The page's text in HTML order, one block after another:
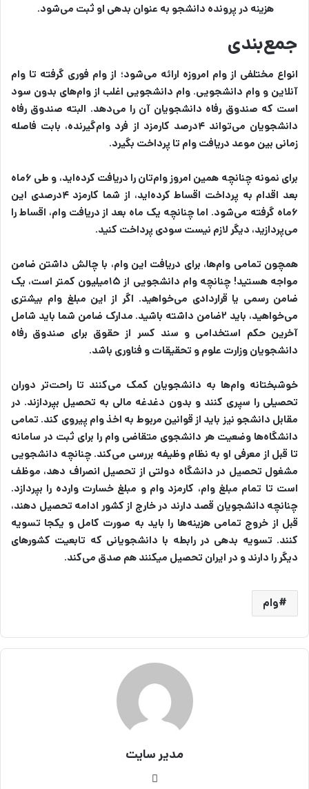
هزینه در پرونده دانشجو به عنوان بدهی او ثبت می‌شود.
جمع‌بندی
انواع مختلفی از وام امروزه ارائه می‌شود؛ از وام فوری گرفته تا وام
آنلاین و وام دانشجویی. وام دانشجویی اغلب از وام‌های بدون سود
است که صندوق رفاه دانشجویان آن را می‌دهد. البته صندوق رفاه
دانشجویان می‌تواند ۴درصد کارمزد از فرد وام‌گیرنده، بابت فاصله
زمانی بین موعد دریافت وام تا پرداخت بگیرد.
برای نمونه چنانچه همین امروز وام‌تان را دریافت کرده‌اید، و طی ۶ماه
بعد اقدام به پرداخت اقساط کرده‌اید، از شما کارمزد ۴درصدی این
۶ماه گرفته می‌شود. اما چنانچه یک ماه بعد از دریافت وام، اقساط را
می‌پردازید، دیگر لازم نیست سودی پرداخت کنید.
همچون تمامی وام‌ها، برای دریافت این وام، با چالش داشتن ضامن
مواجه هستید! چنانچه وام دانشجویی از ۱۵میلیون کمتر است، یک
ضامن رسمی یا قراردادی می‌خواهید. اگر از این مبلغ وام بیشتری
می‌خواهید، باید ۲ضامن داشته باشید. مدارک ضامن شما باید شامل
آخرین حکم استخدامی و سند کسر از حقوق برای صندوق رفاه
دانشجویان وزارت علوم و تحقیقات و فناوری باشد.
خوشبختانه وام‌ها به دانشجویان کمک می‌کنند تا راحت‌تر دوران
تحصیلی را سپری کنند و بدون دغدغه مالی به تحصیل بپردازند. در
مقابل دانشجو نیز باید از قوانین مربوط به اخذ وام پیروی کند. تمامی
دانشگاه‌ها وضعیت هر دانشجوی متقاضی وام را برای ثبت در سامانه
تا قبل از معرفی او به نظام وظیفه بررسی می‌کند. چنانچه دانشجویی
مشغول تحصیل در دانشگاه دولتی از تحصیل انصراف دهد، موظف
است تا تمام مبلغ وام، کارمزد وام و مبلغ خسارت وارده را بپردازد.
چنانچه دانشجویان قصد دارند در خارج از کشور ادامه تحصیل دهند،
قبل از خروج تمامی هزینه‌ها را باید به صورت کامل و یکجا تسویه
کنند. تسویه بدهی در رابطه با دانشجویانی که تابعیت کشورهای
دیگر را دارند و در ایران تحصیل میکنند هم صدق می‌کند.
وام
مدیر سایت